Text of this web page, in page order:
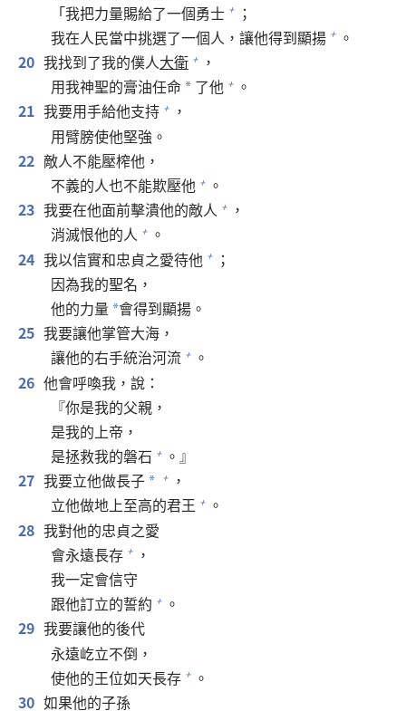
「我把力量賜給了一個勇士 +
；
我在人民當中挑選了一個人，讓他得到顯揚 + 。
20 我找到了我的僕人大衛 +
，
用我神聖的膏油任命 * 了他 + 。
21 我要用手給他支持 +
，
用臂膀使他堅強。
22 敵人不能壓榨他，
不義的人也不能欺壓他 + 。
23 我要在他面前擊潰他的敵人 +
，
消滅恨他的人 + 。
24 我以信實和忠貞之愛待他 +
；
因為我的聖名，
他的力量 *會得到顯揚。
25 我要讓他掌管大海，
讓他的右手統治河流 + 。
26 他會呼喚我，說：
『你是我的父親，
是我的上帝，
是拯救我的磐石 + 。』
27 我要立他做長子 * +
，
立他做地上至高的君王 + 。
28 我對他的忠貞之愛
會永遠長存 +
，
我一定會信守
跟他訂立的誓約 + 。
29 我要讓他的後代
永遠屹立不倒，
使他的王位如天長存 + 。
30 如果他的子孫